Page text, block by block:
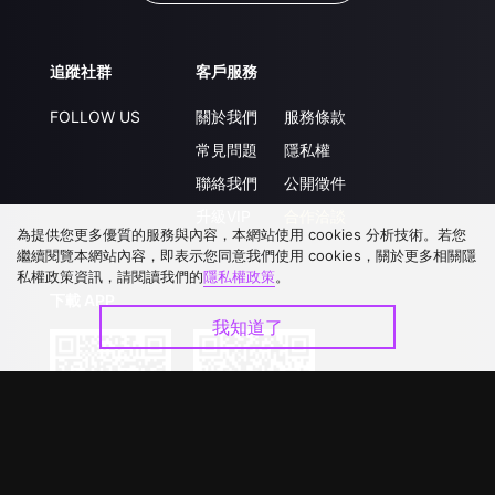
追蹤社群
FOLLOW US
客戶服務
關於我們
常見問題
聯絡我們
服務條款
隱私權
公開徵件
為提供您更多優質的服務與內容，本網站使用 cookies 分析技術。若您
繼續閱覽本網站內容，即表示您同意我們使用 cookies，關於更多相關隱
私權政策資訊，請閱讀我們的隱私權政策。
我知道了